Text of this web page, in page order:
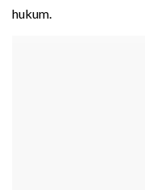
hukum.